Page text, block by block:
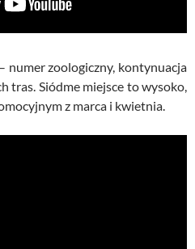
– numer zoologiczny, kontynuacja
tras. Siódme miejsce to wysoko,
z marca i kwietnia.